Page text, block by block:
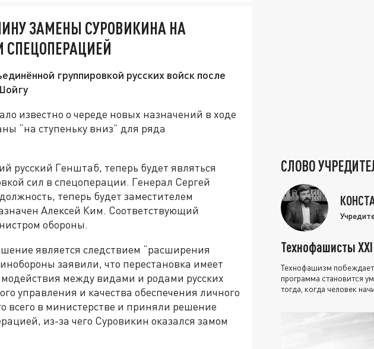
ЗАМЕНЫ СУРОВИКИНА НА
группировкой русских войск после
известно о череде новых назначений в ходе
“на ступеньку вниз” для ряда
русский Генштаб, теперь будет являться
сил в спецоперации. Генерал Сергей
теперь будет заместителем
Алексей Ким. Соответствующий
обороны.
является следствием “расширения
заявили, что перестановка имеет
между видами и родами русских
управления и качества обеспечения личного
всего в министерстве и приняли решение
из-за чего Суровикин оказался замом
СЛОВО
Технофашисты
Технофашизм побеждает
программа становится
тогда, когда человек